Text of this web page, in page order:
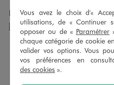
Produits achetés ensemble
Vous avez le choix d'«
utilisations, de « Continuer
opposer ou de « Paramétrer
chaque catégorie de cookie
valider vos options. Vous
vos préférences en
des cookies ».